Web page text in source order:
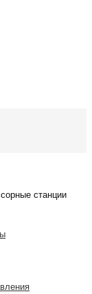
станции